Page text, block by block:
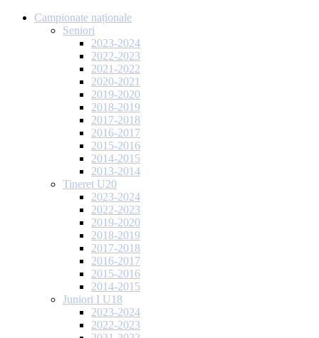
Campionate naționale
Seniori
2023-2024
2022-2023
2021-2022
2020-2021
2019-2020
2018-2019
2017-2018
2016-2017
2015-2016
2014-2015
2013-2014
Tineret U20
2023-2024
2022-2023
2019-2020
2018-2019
2017-2018
2016-2017
2015-2016
2014-2015
Juniori I U18
2023-2024
2022-2023